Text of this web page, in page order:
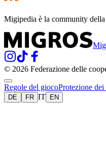
Migipedia è la community
© 2026 Federazione delle
Regole del giocoProtezione dei
DE FR IT EN